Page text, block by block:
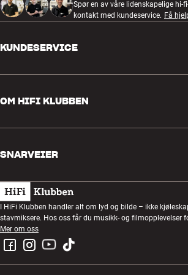
Støtter Ethernet og Audio Return Channel
Retningsbestemt (Må brukes i retningen som
Spør en av våre lidenskapelige hi-
kontakt med kundeservice. Få
KUNDESERVICE
Retur og reklamasjon
Angre på bestilling
Handelsbetingelser
Personvernpolicy
OM HIFI KLUBBEN
Kundeklubb
Lyttekveld
Konkurranser
Jobb i HiFi Klubben
SNARVEIER
Gavekort
Bygg med lyd
Montering og installasjon
I HiFi Klubben handler alt om lyd og bilde – ikke
stavmiksere. Hos oss får du musikk- og filmopplevelser
Mer om oss